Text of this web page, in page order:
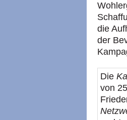
die
der
Die
von